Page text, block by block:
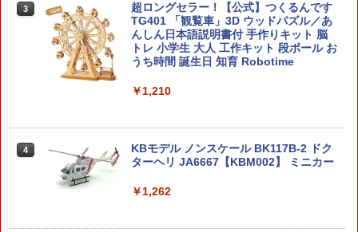
3
超ロングセラー！【公式】つくるんです
TG401 「観覧車」3D ウッドパズル／あ
んしん日本語説明書付 手作りキット 脳
トレ 小学生 大人 工作キット 段ボール お
うち時間 誕生日 知育 Robotime
￥1,210
4
KBモデル ノンスケール BK117B-2 ドク
ターヘリ JA6667【KBM002】 ミニカー
￥1,262